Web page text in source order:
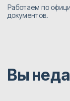
Работаем по
документов.
Вы